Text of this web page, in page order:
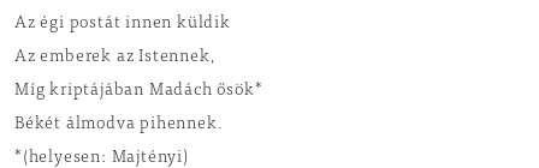
Az égi postát innen küldik
Az emberek az Istennek,
Míg kriptájában Madách ősök*
Békét álmodva pihennek.
*(helyesen: Majtényi)